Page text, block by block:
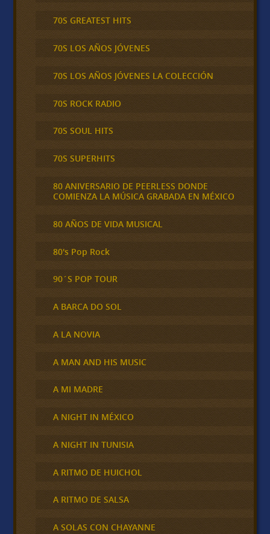
70S GREATEST HITS
70S LOS AÑOS JÓVENES
70S LOS AÑOS JÓVENES LA COLECCIÓN
70S ROCK RADIO
70S SOUL HITS
70S SUPERHITS
80 ANIVERSARIO DE PEERLESS DONDE
COMIENZA LA MÚSICA GRABADA EN MÉXICO
80 AÑOS DE VIDA MUSICAL
80's Pop Rock
90´S POP TOUR
A BARCA DO SOL
A LA NOVIA
A MAN AND HIS MUSIC
A MI MADRE
A NIGHT IN MÉXICO
A NIGHT IN TUNISIA
A RITMO DE HUICHOL
A RITMO DE SALSA
A SOLAS CON CHAYANNE